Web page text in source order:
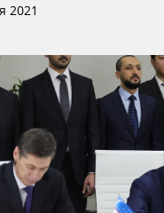
2021